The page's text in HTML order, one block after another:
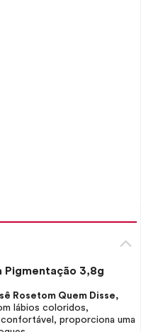
Pigmentação 3,8g
Rosetom Quem Disse,
lábios coloridos,
confortável, proporciona uma